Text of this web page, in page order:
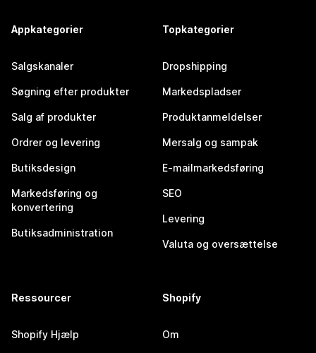
Appkategorier
Salgskanaler
Søgning efter produkter
Salg af produkter
Ordrer og levering
Butiksdesign
Markedsføring og
konvertering
Butiksadministration
Topkategorier
Dropshipping
Markedspladser
Produktanmeldelser
Mersalg og sampak
E-mailmarkedsføring
SEO
Levering
Valuta og oversættelse
Ressourcer
Shopify Hjælp
Shopify
Om